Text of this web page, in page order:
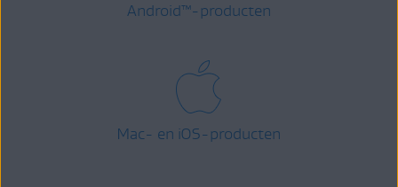
Android™-producten
Mac- en iOS-producten